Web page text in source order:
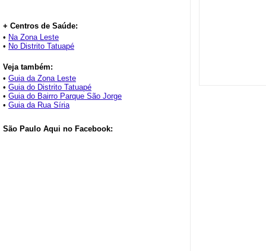
+ Centros de Saúde:
• Na Zona Leste
• No Distrito Tatuapé
Veja também:
• Guia da Zona Leste
• Guia do Distrito Tatuapé
• Guia do Bairro Parque São Jorge
• Guia da Rua Síria
São Paulo Aqui no Facebook: